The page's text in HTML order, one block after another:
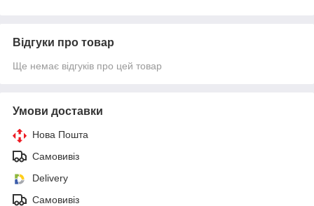
Відгуки про товар
Ще немає відгуків про цей товар
Умови доставки
Нова Пошта
Самовивіз
Delivery
Самовивіз